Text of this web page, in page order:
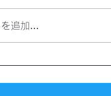
追加…